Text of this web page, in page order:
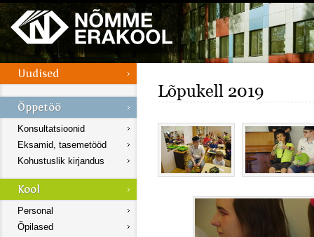
Konsultatsioonid
Eksamid, tasemetööd
Kohustuslik kirjandus
Personal
Õpilased
Lõpukell 2019